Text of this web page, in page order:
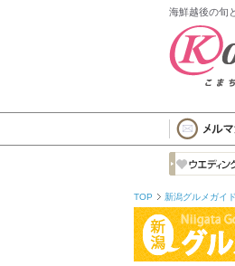
海鮮越後の旬
TOP 新潟グルメガイド